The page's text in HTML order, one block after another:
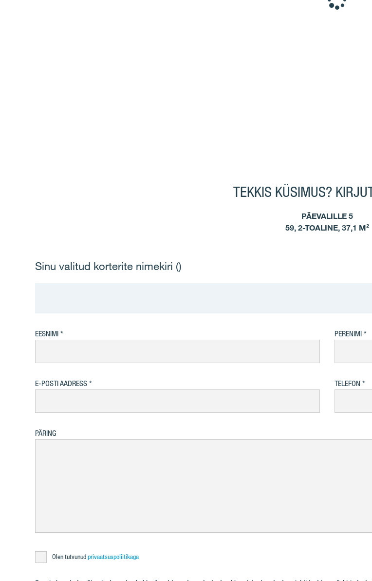
TEKKIS KÜSIMUS?
PÄEVALILLE 5
59, 2-TOALINE, 37,1 M²
Sinu valitud korterite nimekiri ()
EESNIMI PERENIMI
E-POSTI AADRESS TELEFON
PÄRING
Olen tutvunudprivaatsuspoliitikaga